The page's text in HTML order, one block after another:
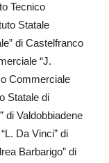
Tecnico
Statale
di Castelfranco
“J.
Commerciale
Statale di
di Valdobbiadene
Da Vinci” di
Barba­rigo” di